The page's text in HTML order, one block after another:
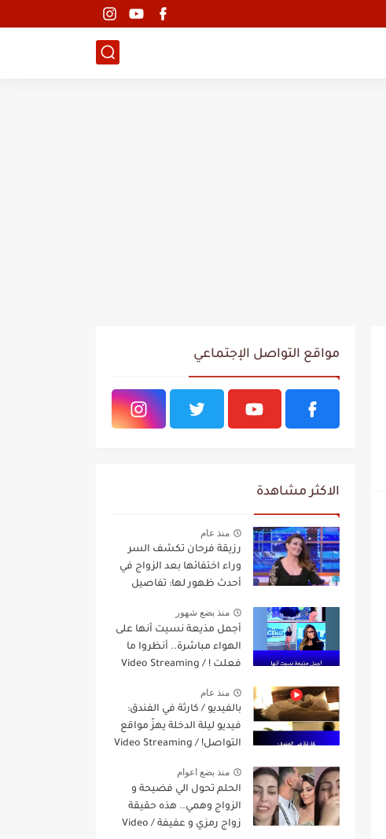
مواقع التواصل الإجتماعي
الاكثر مشاهدة
منذ عام
رزيقة فرحان تكشف السر
وراء اختفائها بعد الزواج في
أحدث ظهور لها: تفاصيل
منذ بضع شهور
أجمل مذيعة نسيت أنها على
الهواء مباشرة.. أنظروا ما
فعلت ! / Video Streaming
منذ عام
بالفيديو / كارثة في الفندق:
فيديو ليلة الدخلة يهزّ مواقع
التواصل! / Video Streaming
منذ بضع اعوام
الحلم تحول الي فضيحة و
الزواج وهمي.. هذه حقيقة
زواج رمزي و عفيفة / Video